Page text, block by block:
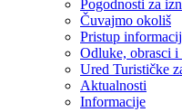
Pogodnosti za
Čuvajmo okoliš
Pristup
Odluke, obrasci i
Ured Turističke
Aktualnosti
Informacije